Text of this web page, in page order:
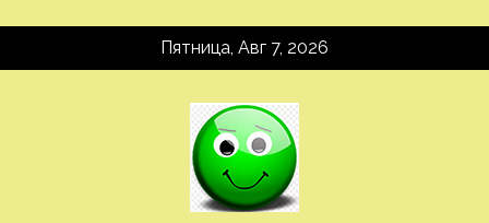
Пятница, Авг 7, 2026